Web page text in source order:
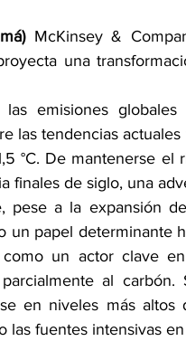
McKinsey &
una
emisiones
las tendencias
°C. De mantenerse
finales de siglo, una
pese a la expansión
un papel determinante
como un actor clave
al
en niveles más
las fuentes intensivas